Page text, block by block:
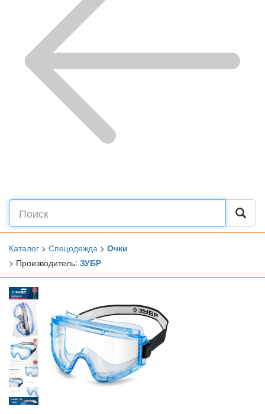
Каталог > Спецодежда > Очки
> Производитель: ЗУБР